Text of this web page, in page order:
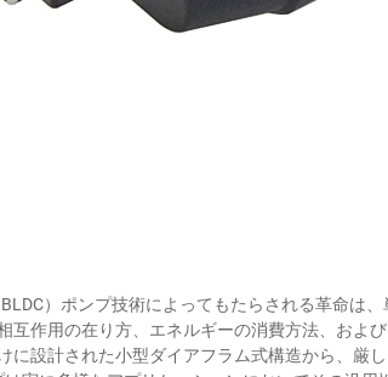
）ポンプ技術によってもたらされる革命は
互作用の在り方、エネルギーの消費方法、およ
に設計された小型ダイアフラム式構造から、厳